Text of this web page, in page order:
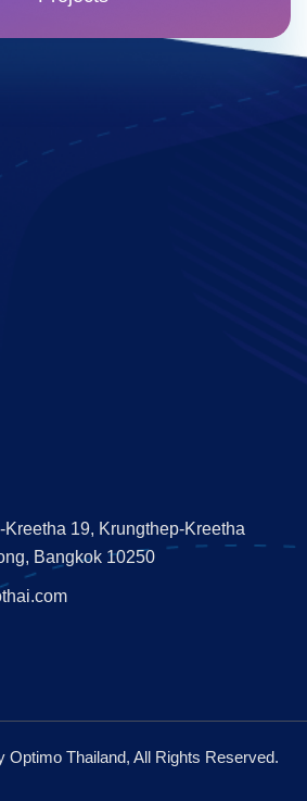
19, Krungthep-Kreetha
Bangkok 10250
Optimo Thailand, All Rights Reserved.